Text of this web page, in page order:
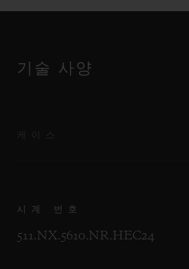
기술 사양
시계 번호
511.NX.5610.NR.HEC24